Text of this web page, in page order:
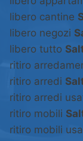
libero cantine
libero negozi
libero tutto
ritiro
ritiro arredi
ritiro arredi
ritiro mobili
ritiro mobili